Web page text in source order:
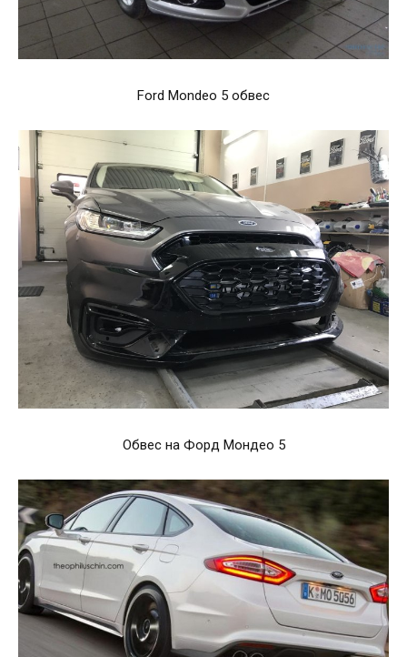
Ford Mondeo 5 обвес
Обвес на Форд Мондео 5